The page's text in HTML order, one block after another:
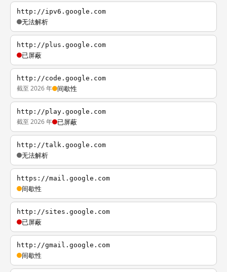
http://ipv6.google.com
无法解析
http://plus.google.com
已屏蔽
http://code.google.com
截至 2026 年 间歇性
http://play.google.com
截至 2026 年 已屏蔽
http://talk.google.com
无法解析
https://mail.google.com
间歇性
http://sites.google.com
已屏蔽
http://gmail.google.com
间歇性